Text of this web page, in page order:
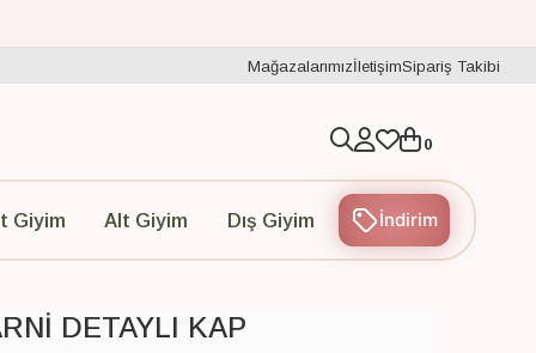
MağazalarımızİletişimSipariş Takibi
0
Giyim Alt Giyim Dış Giyim İndirim
DETAYLI KAP